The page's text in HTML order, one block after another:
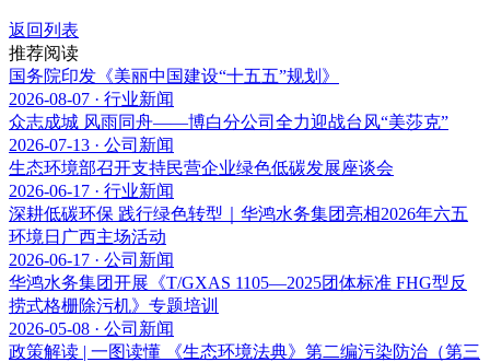
返回列表
推荐阅读
国务院印发《美丽中国建设“十五五”规划》
2026-08-07 · 行业新闻
众志成城 风雨同舟——博白分公司全力迎战台风“美莎克”
2026-07-13 · 公司新闻
生态环境部召开支持民营企业绿色低碳发展座谈会
2026-06-17 · 行业新闻
深耕低碳环保 践行绿色转型｜华鸿水务集团亮相2026年六五
环境日广西主场活动
2026-06-17 · 公司新闻
华鸿水务集团开展《T/GXAS 1105—2025团体标准 FHG型反
捞式格栅除污机》专题培训
2026-05-08 · 公司新闻
政策解读 | 一图读懂 《生态环境法典》第二编污染防治（第三